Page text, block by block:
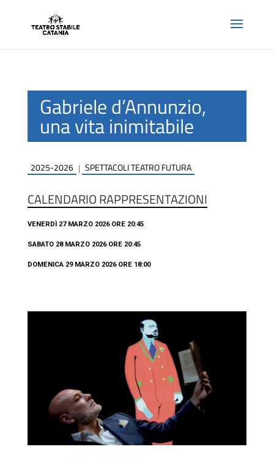
Gabriele d’Annunzio,
una vita inimitabile
2025-2026 | SPETTACOLI TEATRO FUTURA
CALENDARIO RAPPRESENTAZIONI
VENERDÌ 27 MARZO 2026 ORE 20:45
SABATO 28 MARZO 2026 ORE 20:45
DOMENICA 29 MARZO 2026 ORE 18:00